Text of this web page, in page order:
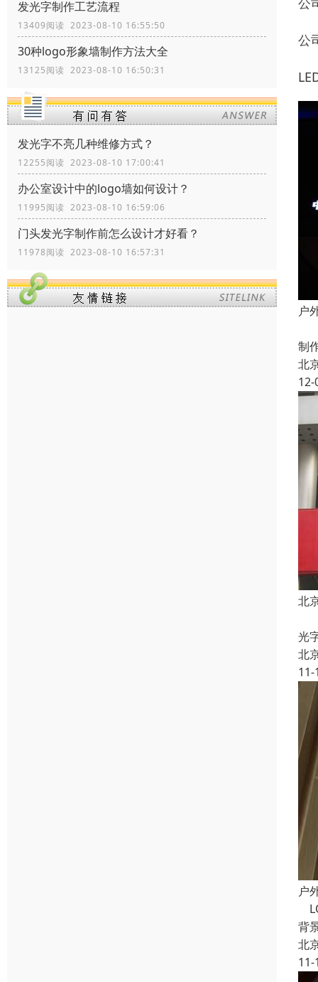
发光字制作工艺流程
13409阅读 2023-08-10 16:55:50
30种logo形象墙制作方法大全
13125阅读 2023-08-10 16:50:31
发光字不亮几种维修方式？
12255阅读 2023-08-10 17:00:41
办公室设计中的logo墙如何设计？
11995阅读 2023-08-10 16:59:06
门头发光字制作前怎么设计才好看？
11978阅读 2023-08-10 16:57:31
公
户
制
北
12-
北
光
北
11-
户
背
北
11-